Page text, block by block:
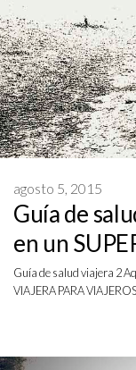
Guía de
en un
agosto 5, 2015
Guía de salud viajera 2
VIAJERA PARA